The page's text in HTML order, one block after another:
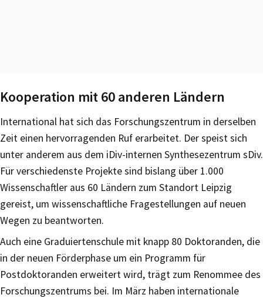
Kooperation mit 60 anderen Ländern
International hat sich das Forschungszentrum in derselben
Zeit einen hervorragenden Ruf erarbeitet. Der speist sich
unter anderem aus dem iDiv-internen Synthesezentrum sDiv.
Für verschiedenste Projekte sind bislang über 1.000
Wissenschaftler aus 60 Ländern zum Standort Leipzig
gereist, um wissenschaftliche Fragestellungen auf neuen
Wegen zu beantworten.
Auch eine Graduiertenschule mit knapp 80 Doktoranden, die
in der neuen Förderphase um ein Programm für
Postdoktoranden erweitert wird, trägt zum Renommee des
Forschungszentrums bei. Im März haben internationale